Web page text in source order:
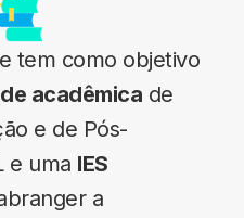
tem como objetivo
acadêmica de
e de Pós-
e uma IES
a